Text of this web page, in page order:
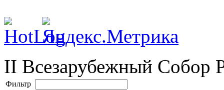
II Всезарубежный Собор
Фильтр